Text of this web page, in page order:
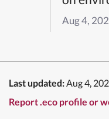
Aug 4,
Last updated:Aug 4,
Report .eco profile or